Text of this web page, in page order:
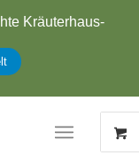
Kräuterhaus-